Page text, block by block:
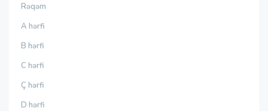
Rəqəm
A hərfi
B hərfi
C hərfi
Ç hərfi
D hərfi